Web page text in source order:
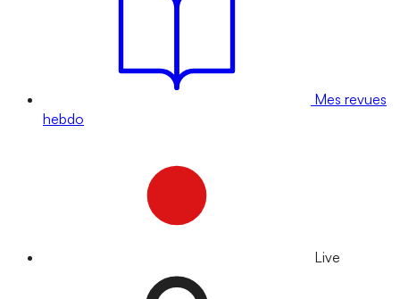
Mes revues
hebdo
Live